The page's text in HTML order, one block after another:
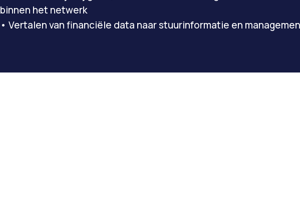
binnen het netwerk
• Vertalen van financiële data naar stuurinformatie en